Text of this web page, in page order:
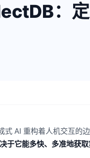
：
AI 重构着人机交互的
于它能多快、多准地获